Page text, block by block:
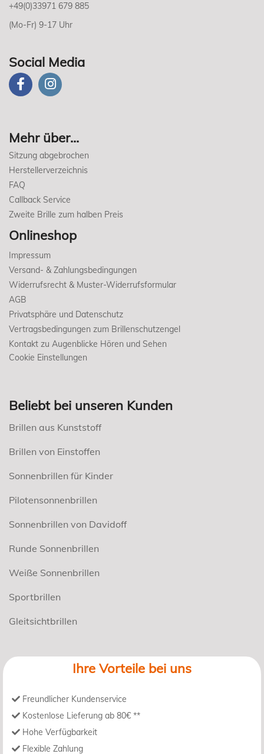
+49(0)33971 679 885
(Mo-Fr) 9-17 Uhr
Social Media
Mehr über...
Sitzung abgebrochen
Herstellerverzeichnis
FAQ
Callback Service
Zweite Brille zum halben Preis
Onlineshop
Impressum
Versand- & Zahlungsbedingungen
Widerrufsrecht & Muster-Widerrufsformular
AGB
Privatsphäre und Datenschutz
Vertragsbedingungen zum Brillenschutzengel
Kontakt zu Augenblicke Hören und Sehen
Cookie Einstellungen
Beliebt bei unseren Kunden
Brillen aus Kunststoff
Brillen von Einstoffen
Sonnenbrillen für Kinder
Pilotensonnenbrillen
Sonnenbrillen von Davidoff
Runde Sonnenbrillen
Weiße Sonnenbrillen
Sportbrillen
Gleitsichtbrillen
Ihre Vorteile bei uns
Freundlicher Kundenservice
Kostenlose Lieferung ab 80€ **
Hohe Verfügbarkeit
Flexible Zahlung